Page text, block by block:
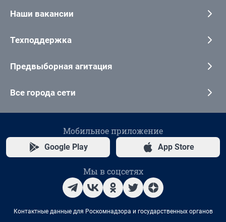
Наши вакансии
Техподдержка
Предвыборная агитация
Все города сети
Мобильное приложение
Google Play App Store
Мы в соцсетях
Контактные данные для Роскомнадзора и государственных органов